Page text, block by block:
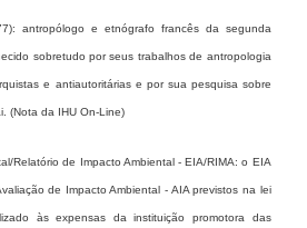
antropólogo e etnógrafo francês da segunda
sobretudo por seus trabalhos de antropologia
e antiautoritárias e por sua pesquisa sobre
(Nota da IHU On-Line)
Relatório de Impacto Ambiental - EIA/RIMA: o EIA
de Impacto Ambiental - AIA previstos na lei
às expensas da instituição promotora das